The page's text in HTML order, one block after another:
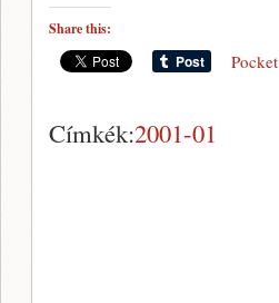
Share this:
Pocket
Címkék:2001-01